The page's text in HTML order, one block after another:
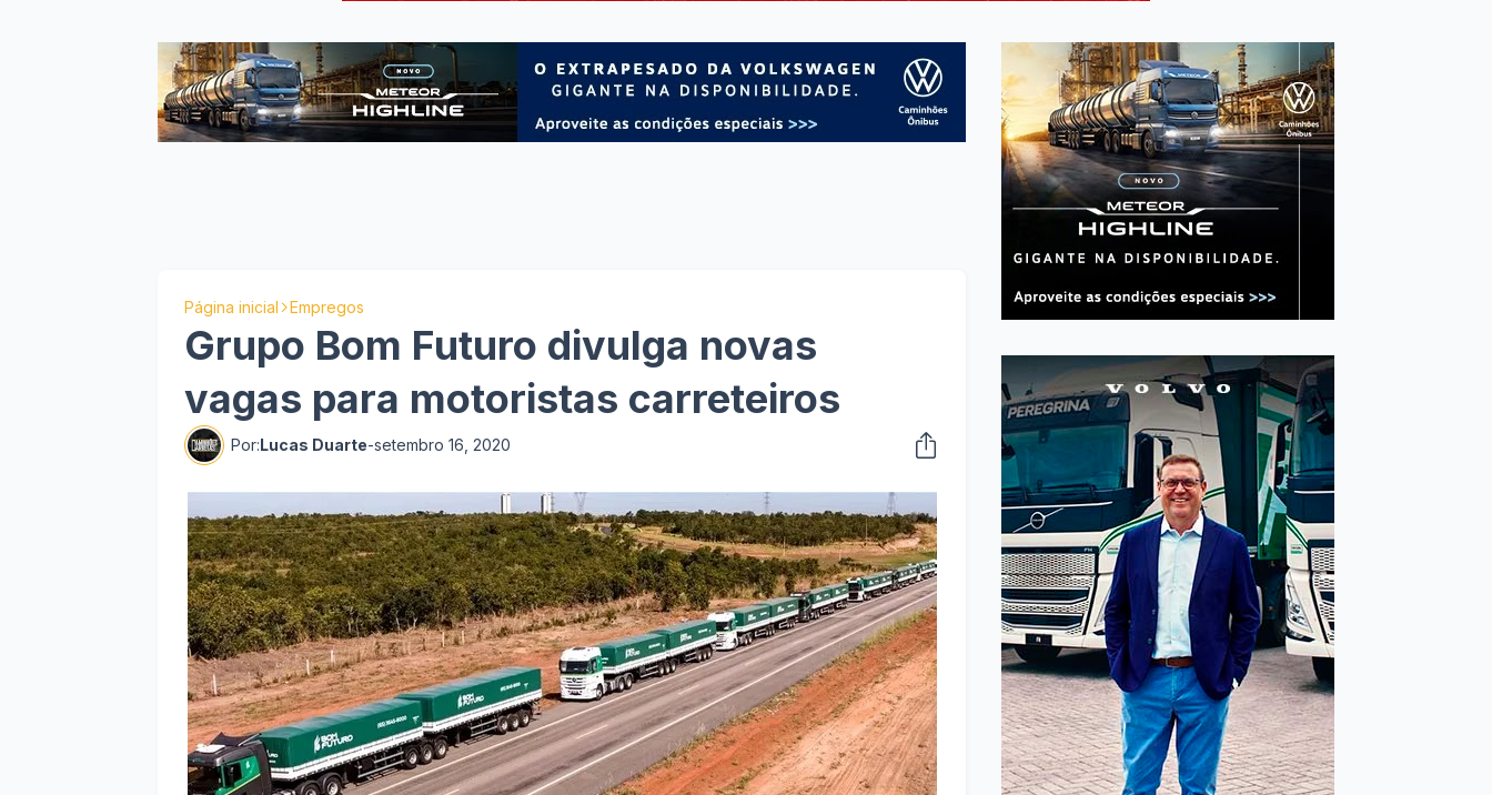
Página inicial Empregos
Grupo Bom Futuro divulga novas
vagas para motoristas carreteiros
Por:Lucas Duarte-setembro 16, 2020